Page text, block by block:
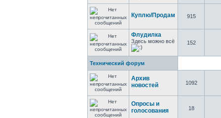
Куплю/Продам 915
Флудилка
Здесь можно всё 152
Технический форум
Архив
новостей
1092
Опросы и
голосования
18